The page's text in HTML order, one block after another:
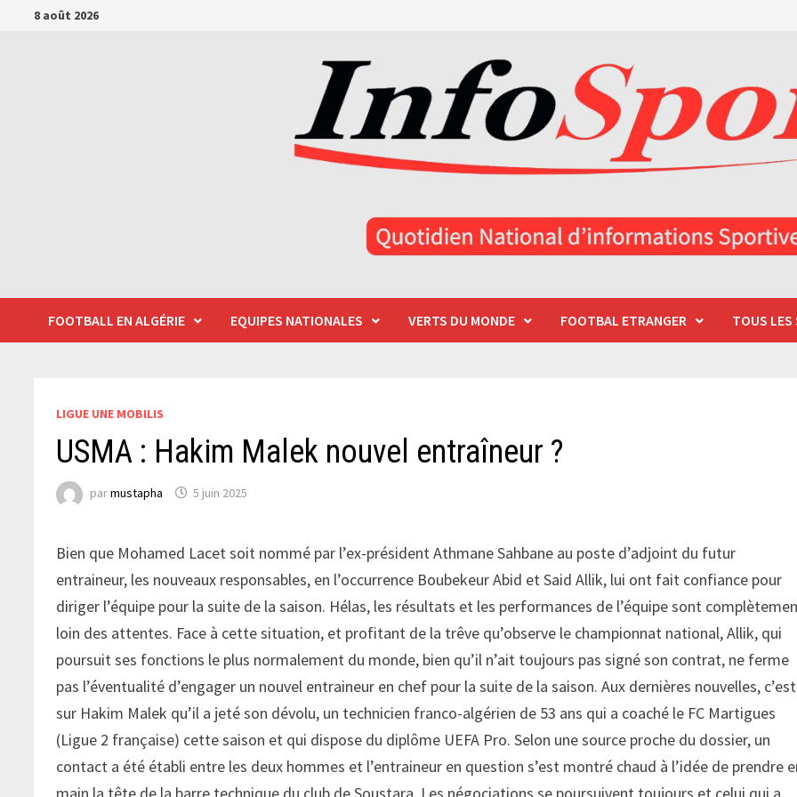
Passer8 août 2026
FOOTBALL EN ALGÉRIE EQUIPES NATIONALES VERTS DU MONDE FOOTBAL ETRANGER TOUS LES
LIGUE UNE MOBILIS
USMA : Hakim Malek nouvel entraîneur ?
parmustapha 5 juin 2025
Bien que Mohamed Lacet soit nommé par l’ex-président Athmane Sahbane au poste d’adjoint du futur
entraineur, les nouveaux responsables, en l’occurrence Boubekeur Abid et Said Allik, lui ont fait confiance pour
diriger l’équipe pour la suite de la saison. Hélas, les résultats et les performances de l’équipe sont
loin des attentes. Face à cette situation, et profitant de la trêve qu’observe le championnat national, Allik, qui
poursuit ses fonctions le plus normalement du monde, bien qu’il n’ait toujours pas signé son contrat, ne ferme
pas l’éventualité d’engager un nouvel entraineur en chef pour la suite de la saison. Aux dernières nouvelles, c’est
sur Hakim Malek qu’il a jeté son dévolu, un technicien franco-algérien de 53 ans qui a coaché le FC Martigues
(Ligue 2 française) cette saison et qui dispose du diplôme UEFA Pro. Selon une source proche du dossier, un
contact a été établi entre les deux hommes et l’entraineur en question s’est montré chaud à l’idée de prendre
main la tête de la barre technique du club de Soustara. Les négociations se poursuivent toujours et celui qui a